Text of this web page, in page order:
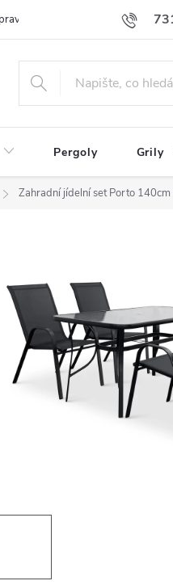
nábytku k Vám Podmínky
Pergoly Grily
Zahradní jídelní set Porto